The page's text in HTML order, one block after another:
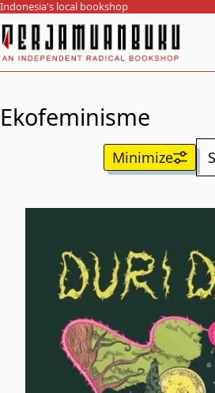
Indonesia's local bookshop
Ekofeminisme